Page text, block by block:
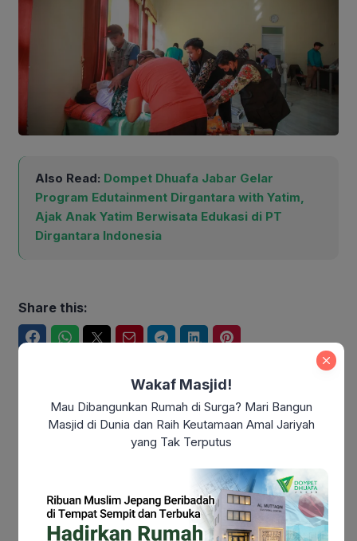
Also Read: Dompet Dhuafa Jabar Gelar
Program Edutainment Dirgantara with Yatim,
Ajak Anak Yatim Berwisata Edukasi di PT
Dirgantara Indonesia
Share this:
Arahmat Jatnika
Wakaf Masjid!
Mau Dibangunkan Rumah di Surga? Mari Bangun
Masjid di Dunia dan Raih Keutamaan Amal Jariyah
yang Tak Terputus